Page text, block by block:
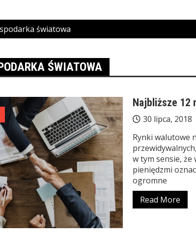
światowa
ŚWIATOWA
Najbliższe 12
30 lipca, 2018
Rynki walutowe
w tym sensie, że
pieniędzmi
ogromne
Read More